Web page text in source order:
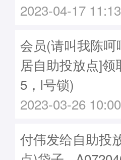
2023-04-17
会员(请叫我陈
居自助投放点]
5，l号锁)
2023-03-26
付伟发给自助投